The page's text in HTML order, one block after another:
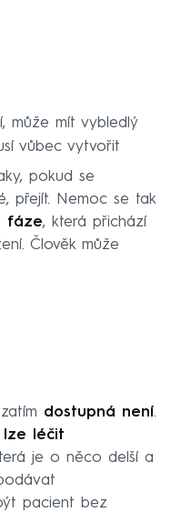
může mít vybledlý
vůbec vytvořit
pokud se
přejít. Nemoc se tak
fáze, která přichází
Člověk může
dostupná není.
lze léčit
je o něco delší a
pacient bez